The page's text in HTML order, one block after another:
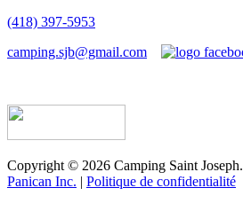
(418) 397-5953
camping.sjb@gmail.com
Copyright © 2026 Camping Saint Joseph.
Panican Inc. | Politique de confidentialité